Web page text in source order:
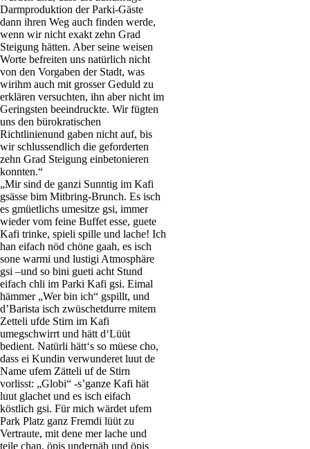
Darmproduktion der Parki-Gäste
dann ihren Weg auch finden werde,
wenn wir nicht exakt zehn Grad
Steigung hätten. Aber seine weisen
Worte befreiten uns natürlich nicht
von den Vorgaben der Stadt, was
wirihm auch mit grosser Geduld zu
erklären versuchten, ihn aber nicht im
Geringsten beeindruckte. Wir fügten
uns den bürokratischen
Richtlinienund gaben nicht auf, bis
wir schlussendlich die geforderten
zehn Grad Steigung einbetonieren
konnten.“
„Mir sind de ganzi Sunntig im Kafi
gsässe bim Mitbring-Brunch. Es isch
es gmüetlichs umesitze gsi, immer
wieder vom feine Buffet esse, guete
Kafi trinke, spieli spille und lache! Ich
han eifach nöd chöne gaah, es isch
sone warmi und lustigi Atmosphäre
gsi –und so bini gueti acht Stund
eifach chli im Parki Kafi gsi. Eimal
hämmer „Wer bin ich“ gspillt, und
d’Barista isch zwüschetdurre mitem
Zetteli ufde Stirn im Kafi
umegschwirrt und hätt d‘Lüüt
bedient. Natürli hätt‘s so müese cho,
dass ei Kundin verwunderet luut de
Name ufem Zätteli uf de Stirn
vorlisst: „Globi“ -s’ganze Kafi hät
luut glachet und es isch eifach
köstlich gsi. Für mich wärdet ufem
Park Platz ganz Fremdi lüüt zu
Vertraute, mit dene mer lache und
teile chan, öpis undernäh und öpis